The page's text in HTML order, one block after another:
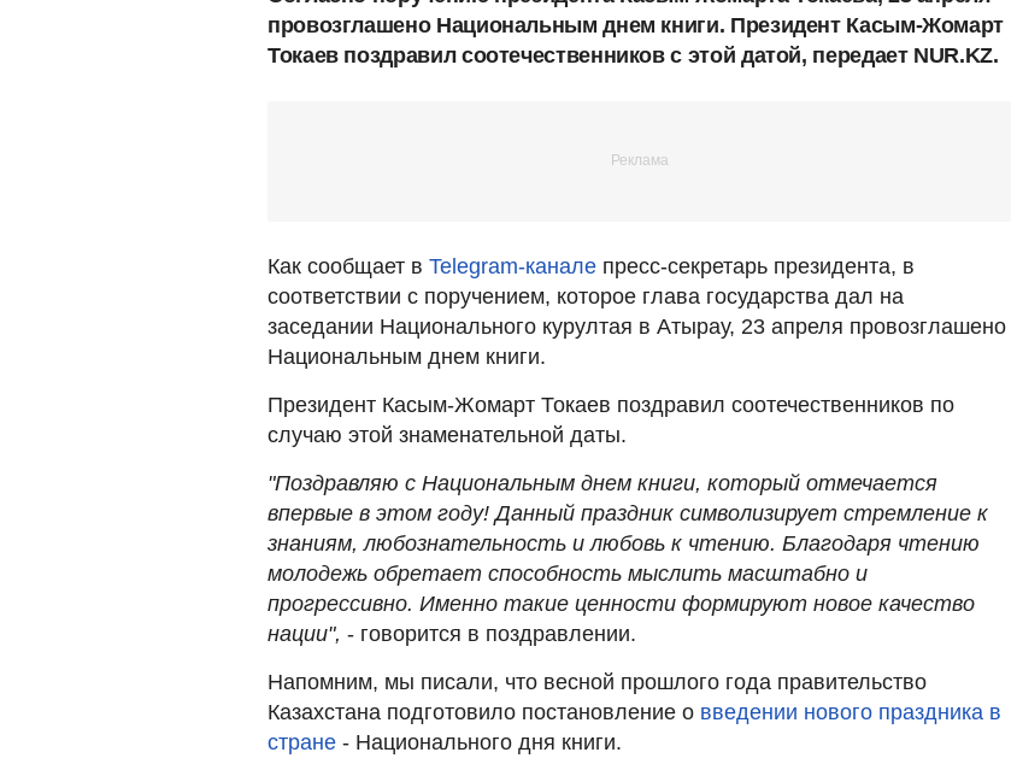
провозглашено Национальным днем книги. Президент Касым-Жомарт
Токаев поздравил соотечественников с этой датой, передает NUR.KZ.
Как сообщает в Telegram-канале пресс-секретарь президента, в
соответствии с поручением, которое глава государства дал на
заседании Национального курултая в Атырау, 23 апреля провозглашено
Национальным днем книги.
Президент Касым-Жомарт Токаев поздравил соотечественников по
случаю этой знаменательной даты.
"Поздравляю с Национальным днем книги, который отмечается
впервые в этом году! Данный праздник символизирует стремление к
знаниям, любознательность и любовь к чтению. Благодаря чтению
молодежь обретает способность мыслить масштабно и
прогрессивно. Именно такие ценности формируют новое качество
нации", - говорится в поздравлении.
Напомним, мы писали, что весной прошлого года правительство
Казахстана подготовило постановление о введении нового праздника в
стране - Национального дня книги.